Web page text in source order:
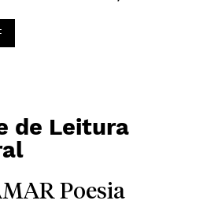
de Leitura
Poesia